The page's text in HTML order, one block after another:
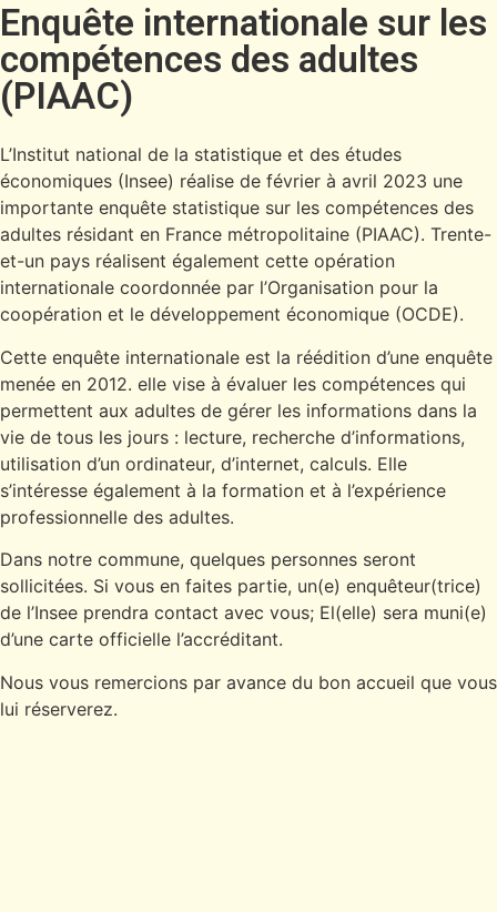
Enquête internationale sur les
compétences des adultes
(PIAAC)
L’Institut national de la statistique et des études
économiques (Insee) réalise de février à avril 2023 une
importante enquête statistique sur les compétences des
adultes résidant en France métropolitaine (PIAAC). Trente-
et-un pays réalisent également cette opération
internationale coordonnée par l’Organisation pour la
coopération et le développement économique (OCDE).
Cette enquête internationale est la réédition d’une enquête
menée en 2012. elle vise à évaluer les compétences qui
permettent aux adultes de gérer les informations dans la
vie de tous les jours : lecture, recherche d’informations,
utilisation d’un ordinateur, d’internet, calculs. Elle
s’intéresse également à la formation et à l’expérience
professionnelle des adultes.
Dans notre commune, quelques personnes seront
sollicitées. Si vous en faites partie, un(e) enquêteur(trice)
de l’Insee prendra contact avec vous; El(elle) sera muni(e)
d’une carte officielle l’accréditant.
Nous vous remercions par avance du bon accueil que vous
lui réserverez.